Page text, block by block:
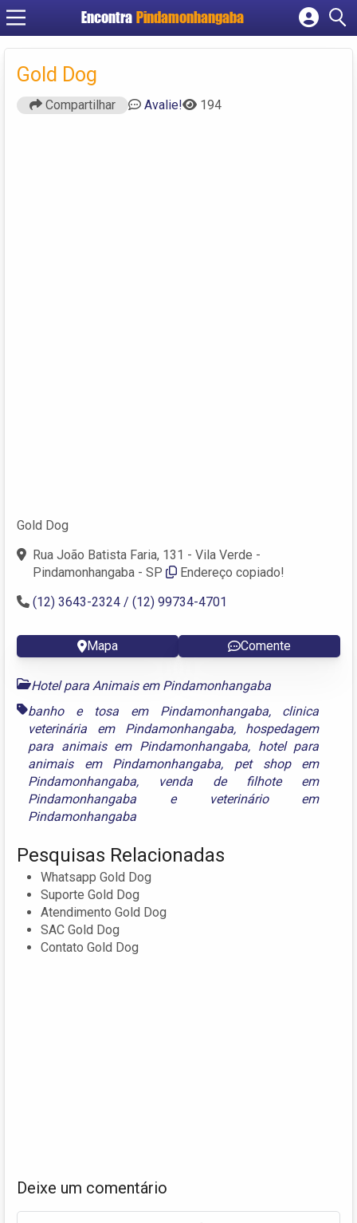
Encontra Pindamonhangaba
Cadastrar empresa
Gold Dog
Compartilhar Avalie! 194
Gold Dog
Rua João Batista Faria, 131 - Vila Verde -
Pindamonhangaba - SP
Endereço copiado!
(12) 3643-2324 / (12) 99734-4701
Mapa Comente
Hotel para Animais em Pindamonhangaba
banho e tosa em Pindamonhangaba, clinica
veterinária em Pindamonhangaba, hospedagem
para animais em Pindamonhangaba, hotel para
animais em Pindamonhangaba, pet shop em
Pindamonhangaba, venda de filhote em
Pindamonhangaba e
veterinário em
Pindamonhangaba
Pesquisas Relacionadas
Whatsapp Gold Dog
Suporte Gold Dog
Atendimento Gold Dog
SAC Gold Dog
Contato Gold Dog
Deixe um comentário